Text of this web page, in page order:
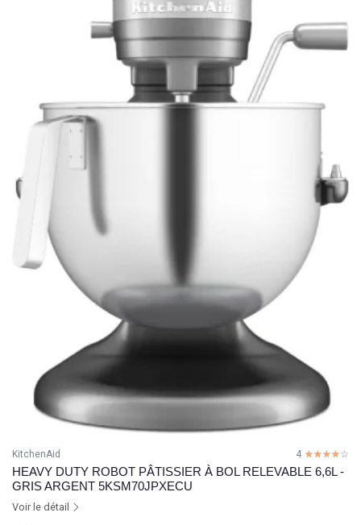
KitchenAid 4 ☆☆☆☆☆
★★★★★
HEAVY DUTY ROBOT PÂTISSIER À BOL RELEVABLE 6,6L -
GRIS ARGENT 5KSM70JPXECU
Voir le détail